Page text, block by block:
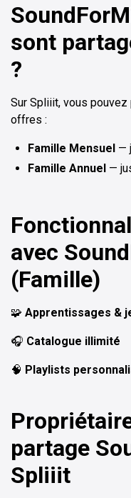
sont
?
Sur Spliiit, vous
offres :
Famille Mensuel —
Famille Annuel —
avec
(Famille)
🧩 Apprentissages &
🎧 Catalogue illimité
🧠 Playlists
partage
Spliiit